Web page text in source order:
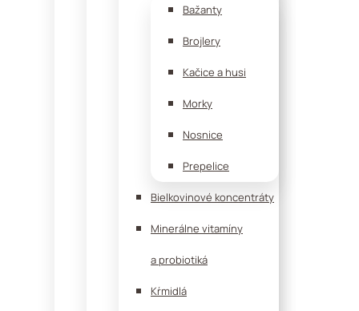
Bažanty
Brojlery
Kačice a husi
Morky
Nosnice
Prepelice
Bielkovinové koncentráty
Minerálne vitamíny
a probiotiká
Kŕmidlá